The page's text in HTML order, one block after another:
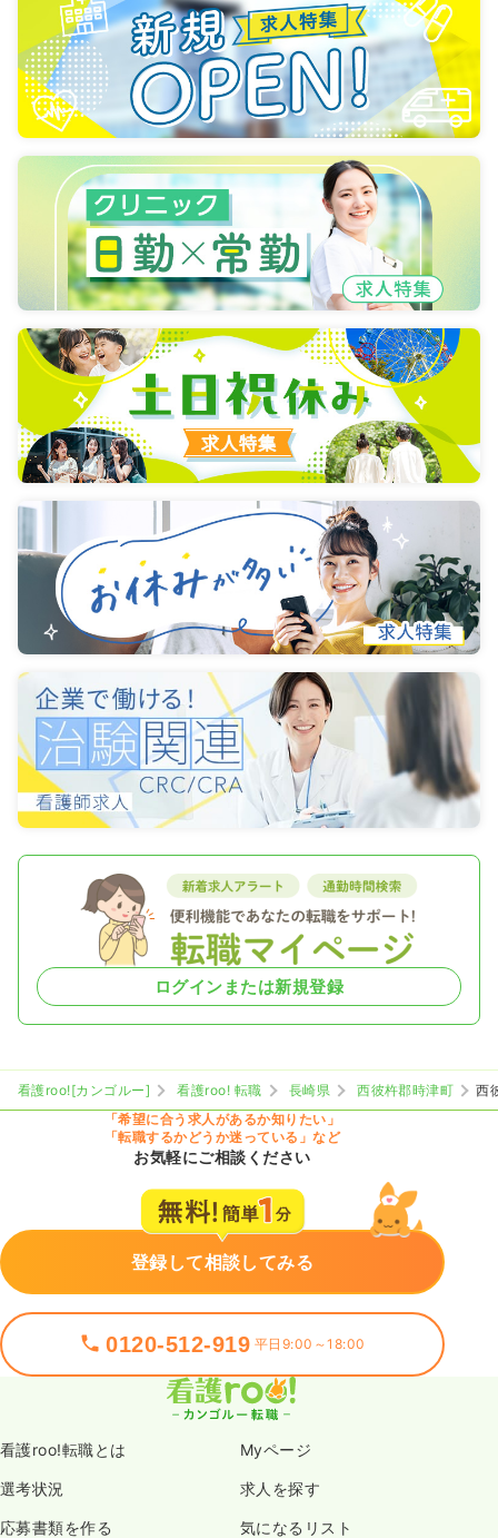
ログインまたは新規登録
看護roo![カンゴルー] 看護roo! 転職 長崎県 西彼杵郡時津町
西
「希望に合う求人があるか知りたい」
「転職するかどうか迷っている」など
お気軽にご相談ください
登録して相談してみる
0120-512-919 平日9:00～18:00
看護roo!転職とは Myページ
選考状況 求人を探す
応募書類を作る 気になるリスト